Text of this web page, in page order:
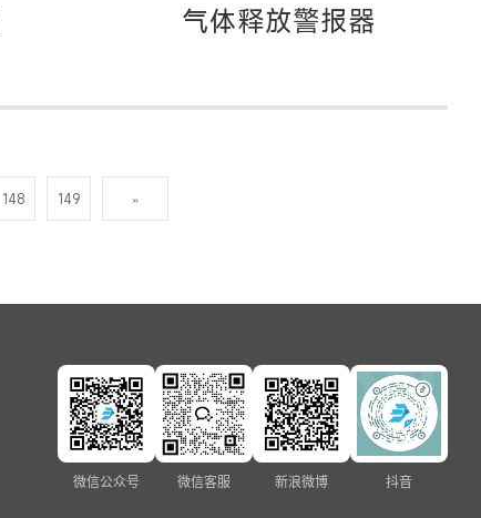
气体释放警报器
148 149 »
微信公众号 微信客服 新浪微博 抖音